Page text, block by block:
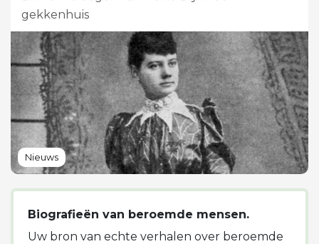
gekkenhuis
Nieuws
Biografieën van beroemde mensen.
Uw bron van echte verhalen over beroemde